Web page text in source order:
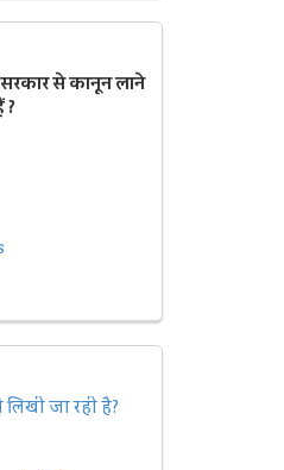
से कानून लाने
जा रही है?